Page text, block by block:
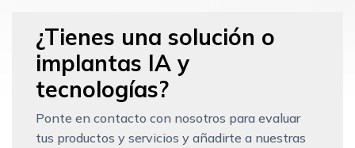
¿Tienes una solución o
implantas IA y
tecnologías?
Ponte en contacto con nosotros para evaluar
tus productos y servicios y añadirte a nuestras